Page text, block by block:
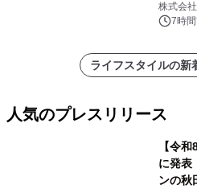
株式会
7時
ライフスタイルの新
人気のプレスリリース
【令
に発表
ンの秋